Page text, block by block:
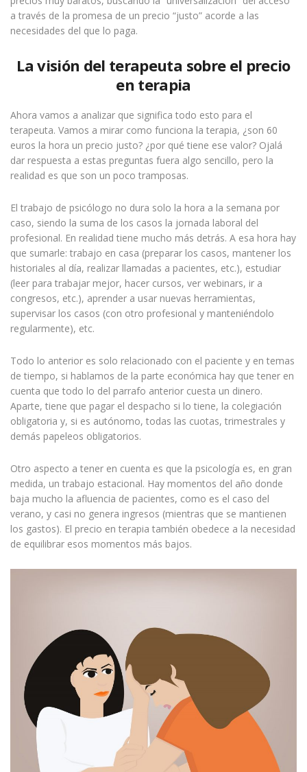
a través de la promesa de un precio “justo” acorde a las
necesidades del que lo paga.
La visión del terapeuta sobre el precio
en terapia
Ahora vamos a analizar que significa todo esto para el
terapeuta. Vamos a mirar como funciona la terapia, ¿son 60
euros la hora un precio justo? ¿por qué tiene ese valor? Ojalá
dar respuesta a estas preguntas fuera algo sencillo, pero la
realidad es que son un poco tramposas.
El trabajo de psicólogo no dura solo la hora a la semana por
caso, siendo la suma de los casos la jornada laboral del
profesional. En realidad tiene mucho más detrás. A esa hora hay
que sumarle: trabajo en casa (preparar los casos, mantener los
historiales al día, realizar llamadas a pacientes, etc.), estudiar
(leer para trabajar mejor, hacer cursos, ver webinars, ir a
congresos, etc.), aprender a usar nuevas herramientas,
supervisar los casos (con otro profesional y manteniéndolo
regularmente), etc.
Todo lo anterior es solo relacionado con el paciente y en temas
de tiempo, si hablamos de la parte económica hay que tener en
cuenta que todo lo del parrafo anterior cuesta un dinero.
Aparte, tiene que pagar el despacho si lo tiene, la colegiación
obligatoria y, si es autónomo, todas las cuotas, trimestrales y
demás papeleos obligatorios.
Otro aspecto a tener en cuenta es que la psicología es, en gran
medida, un trabajo estacional. Hay momentos del año donde
baja mucho la afluencia de pacientes, como es el caso del
verano, y casi no genera ingresos (mientras que se mantienen
los gastos). El precio en terapia también obedece a la necesidad
de equilibrar esos momentos más bajos.